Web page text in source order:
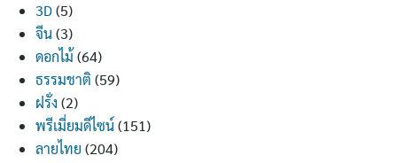
3D(5)
จีน(3)
ดอกไม้ (64)
ธรรมชาติ (59)
ฝรั่ง (2)
พรีเมี่ยมดีไซน์(151)
ลายไทย (204)